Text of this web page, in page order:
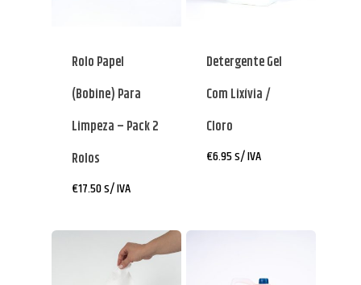
Rolo Papel
(bobine) Para
Limpeza – Pack 2
Rolos
€17.50s/ IVA
Detergente Gel
Com Lixívia /
Cloro
€6.95s/ IVA